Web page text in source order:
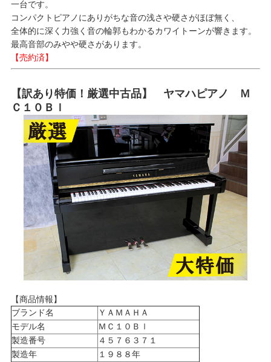
一台です。
コンパクトピアノにありがちな音の浅さや硬さがほぼ無く、
全体的に深く力強く音の輪郭もわかるカワイトーンが響きます。
最高音部のみやや硬さがあります。
【売約済】
【訳あり特価！厳選中古品】 ヤマハピアノ Ｍ
Ｃ１０Ｂｌ
【商品情報】
ブランド名
ＹＡＭＡＨＡ
モデル名
ＭＣ１０Ｂｌ
製造番号
４５７６３７１
製造年
１９８８年